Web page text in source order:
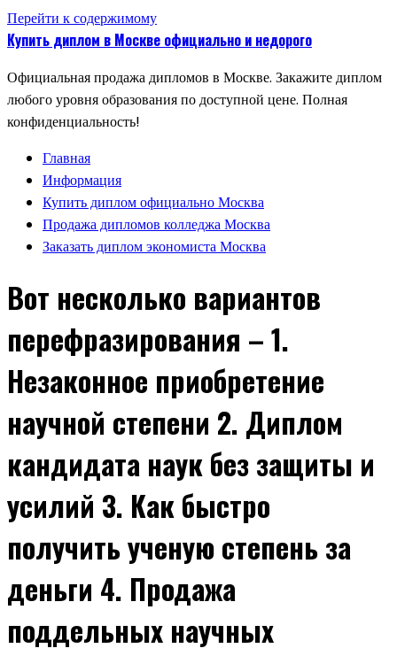
Перейти к содержимому
Купить диплом в Москве официально и недорого
Официальная продажа дипломов в Москве. Закажите диплом
любого уровня образования по доступной цене. Полная
конфиденциальность!
Главная
Информация
Купить диплом официально Москва
Продажа дипломов колледжа Москва
Заказать диплом экономиста Москва
Вот несколько вариантов
перефразирования – 1.
Незаконное приобретение
научной степени 2. Диплом
кандидата наук без защиты и
усилий 3. Как быстро
получить ученую степень за
деньги 4. Продажа
поддельных научных